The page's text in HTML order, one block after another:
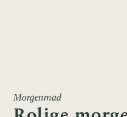
Morgenmad